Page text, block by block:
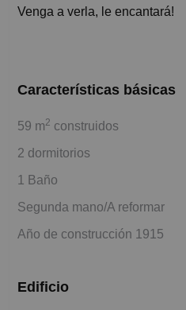
Venga a verla, le encantará!
Características básicas
59 m2 construidos
2 dormitorios
1 Baño
Segunda mano/A reformar
Año de construcción 1915
Edificio